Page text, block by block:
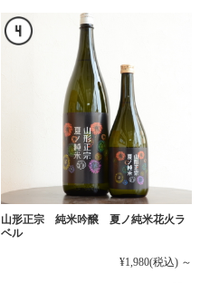
山形正宗 純米吟醸 夏ノ純米花火ラ
ベル
¥1,980(税込) ～